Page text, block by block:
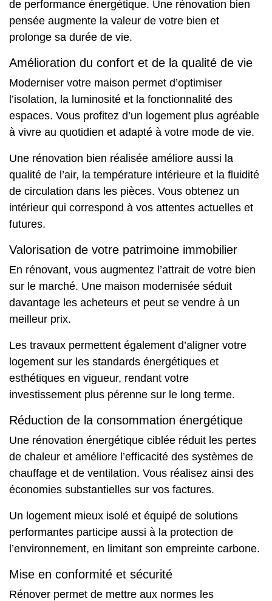
de performance énergétique. Une rénovation bien
pensée augmente la valeur de votre bien et
prolonge sa durée de vie.
Amélioration du confort et de la qualité de vie
Moderniser votre maison permet d’optimiser
l’isolation, la luminosité et la fonctionnalité des
espaces. Vous profitez d’un logement plus agréable
à vivre au quotidien et adapté à votre mode de vie.
Une rénovation bien réalisée améliore aussi la
qualité de l’air, la température intérieure et la fluidité
de circulation dans les pièces. Vous obtenez un
intérieur qui correspond à vos attentes actuelles et
futures.
Valorisation de votre patrimoine immobilier
En rénovant, vous augmentez l’attrait de votre bien
sur le marché. Une maison modernisée séduit
davantage les acheteurs et peut se vendre à un
meilleur prix.
Les travaux permettent également d’aligner votre
logement sur les standards énergétiques et
esthétiques en vigueur, rendant votre
investissement plus pérenne sur le long terme.
Réduction de la consommation énergétique
Une rénovation énergétique ciblée réduit les pertes
de chaleur et améliore l’efficacité des systèmes de
chauffage et de ventilation. Vous réalisez ainsi des
économies substantielles sur vos factures.
Un logement mieux isolé et équipé de solutions
performantes participe aussi à la protection de
l’environnement, en limitant son empreinte carbone.
Mise en conformité et sécurité
Rénover permet de mettre aux normes les